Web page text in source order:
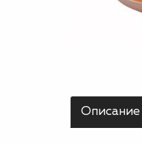
Описание